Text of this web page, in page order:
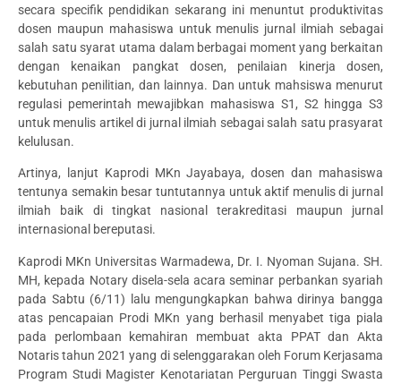
secara specifik pendidikan sekarang ini menuntut produktivitas
dosen maupun mahasiswa untuk menulis jurnal ilmiah sebagai
salah satu syarat utama dalam berbagai moment yang berkaitan
dengan kenaikan pangkat dosen, penilaian kinerja dosen,
kebutuhan penilitian, dan lainnya. Dan untuk mahsiswa menurut
regulasi pemerintah mewajibkan mahasiswa S1, S2 hingga S3
untuk menulis artikel di jurnal ilmiah sebagai salah satu prasyarat
kelulusan.
Artinya, lanjut Kaprodi MKn Jayabaya, dosen dan mahasiswa
tentunya semakin besar tuntutannya untuk aktif menulis di jurnal
ilmiah baik di tingkat nasional terakreditasi maupun jurnal
internasional bereputasi.
Kaprodi MKn Universitas Warmadewa, Dr. I. Nyoman Sujana. SH.
MH, kepada Notary disela-sela acara seminar perbankan syariah
pada Sabtu (6/11) lalu mengungkapkan bahwa dirinya bangga
atas pencapaian Prodi MKn yang berhasil menyabet tiga piala
pada perlombaan kemahiran membuat akta PPAT dan Akta
Notaris tahun 2021 yang di selenggarakan oleh Forum Kerjasama
Program Studi Magister Kenotariatan Perguruan Tinggi Swasta